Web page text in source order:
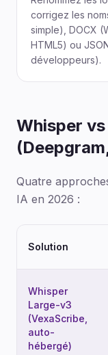
corrigez les
simple), DOCX
HTML5) ou
développeurs).
Whisper
Quatre
IA en 2026 :
Solution
Whisper
Large-v3
(VexaScribe,
auto-
hébergé)